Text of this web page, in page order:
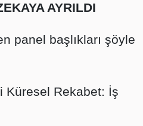
AYRILDI
panel başlıkları şöyle
Küresel Rekabet: İş